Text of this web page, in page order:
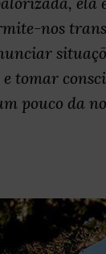
nos
tomar
pouco da